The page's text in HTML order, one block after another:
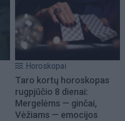
Horoskopai
Taro kortų horoskopas
rugpjūčio 8 dienai:
Mergelėms — ginčai,
Vėžiams — emocijos